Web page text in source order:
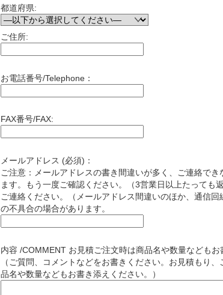
都道府県:
ご住所:
お電話番号/Telephone：
FAX番号/FAX:
メールアドレス (必須)：
ご注意：メールアドレスの書き間違いが多く、ご連絡でき
ます。もう一度ご確認ください。（3営業日以上たっても
ご連絡ください。（メールアドレス間違いのほか、通信回
の不具合の場合があります。
内容 /COMMENT お見積ご注文時は商品名や数量などもお
（ご質問、コメントなどをお書きください。お見積もり
品名や数量などもお書き添えください。）